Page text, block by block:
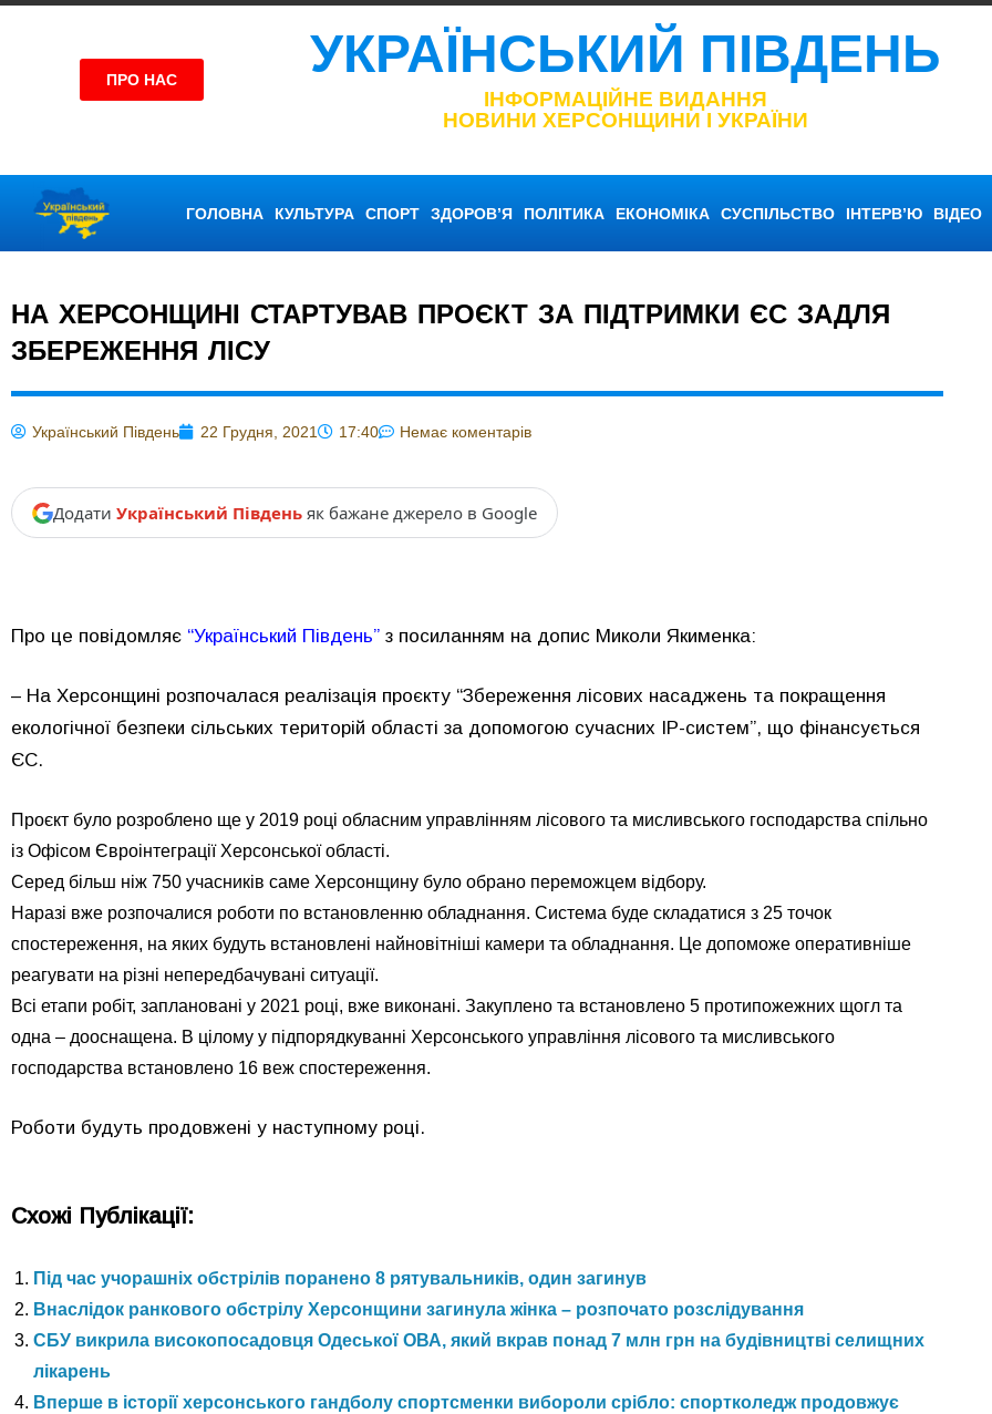
ПРО НАС УКРАЇНСЬКИЙ ПІВДЕНЬ
ІНФОРМАЦІЙНЕ ВИДАННЯ
НОВИНИ ХЕРСОНЩИНИ І УКРАЇНИ
ГОЛОВНА КУЛЬТУРА СПОРТ ЗДОРОВ’Я ПОЛІТИКА ЕКОНОМІКА СУСПІЛЬСТВО ІНТЕРВ’Ю ВІДЕО
НА ХЕРСОНЩИНІ СТАРТУВАВ ПРОЄКТ ЗА ПІДТРИМКИ ЄС ЗАДЛЯ
ЗБЕРЕЖЕННЯ ЛІСУ
Український Південь 22 Грудня, 2021 17:40 Немає коментарів
Додати Український Південь як бажане джерело в Google
Про це повідомляє “Український Південь” з посиланням на допис Миколи Якименка:
– На Херсонщині розпочалася реалізація проєкту “Збереження лісових насаджень та покращення
екологічної безпеки сільських територій області за допомогою сучасних ІР-систем”, що фінансується
ЄС.
Проєкт було розроблено ще у 2019 році обласним управлінням лісового та мисливського господарства спільно
із Офісом Євроінтеграції Херсонської області.
Серед більш ніж 750 учасників саме Херсонщину було обрано переможцем відбору.
Наразі вже розпочалися роботи по встановленню обладнання. Система буде складатися з 25 точок
спостереження, на яких будуть встановлені найновітніші камери та обладнання. Це допоможе оперативніше
реагувати на різні непередбачувані ситуації.
Всі етапи робіт, заплановані у 2021 році, вже виконані. Закуплено та встановлено 5 протипожежних щогл та
одна – дооснащена. В цілому у підпорядкуванні Херсонського управління лісового та мисливського
господарства встановлено 16 веж спостереження.
Роботи будуть продовжені у наступному році.
Схожі Публікації:
Під час учорашніх обстрілів поранено 8 рятувальників, один загинув
Внаслідок ранкового обстрілу Херсонщини загинула жінка – розпочато розслідування
СБУ викрила високопосадовця Одеської ОВА, який вкрав понад 7 млн грн на будівництві селищних
лікарень
Вперше в історії херсонського гандболу спортсменки вибороли срібло: спортколедж продовжує